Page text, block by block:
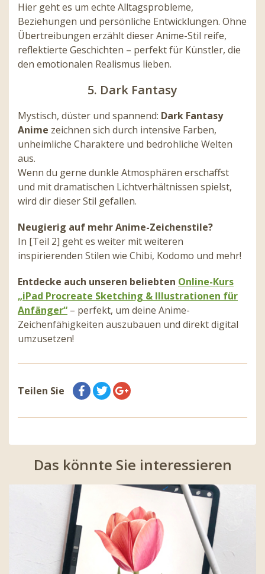
Hier geht es um echte Alltagsprobleme,
Beziehungen und persönliche Entwicklungen. Ohne
Übertreibungen erzählt dieser Anime-Stil reife,
reflektierte Geschichten – perfekt für Künstler, die
den emotionalen Realismus lieben.
5. Dark Fantasy
Mystisch, düster und spannend: Dark Fantasy
Anime zeichnen sich durch intensive Farben,
unheimliche Charaktere und bedrohliche Welten
aus.
Wenn du gerne dunkle Atmosphären erschaffst
und mit dramatischen Lichtverhältnissen spielst,
wird dir dieser Stil gefallen.
Neugierig auf mehr Anime-Zeichenstile?
In [Teil 2] geht es weiter mit weiteren
inspirierenden Stilen wie Chibi, Kodomo und mehr!
Entdecke auch unseren beliebten Online-Kurs
„iPad Procreate Sketching & Illustrationen für
Anfänger“ – perfekt, um deine Anime-
Zeichenfähigkeiten auszubauen und direkt digital
umzusetzen!
Teilen Sie
Das könnte Sie interessieren